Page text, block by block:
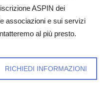
ASPIN dei
associazioni e sui servizi
al più presto.
RICHIEDI INFORMAZIONI